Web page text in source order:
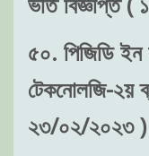
৫০. পিজিডি ইন
টেকনোলজি-২য়
২৩/০২/২০২৩ )